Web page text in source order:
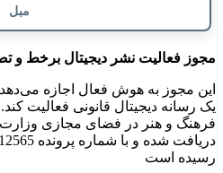
مبل
مجوز فعالیت نشر دیجیتال برخط و
این مجوز به هوش فعال اجازه
یک رسانه دیجیتال قانونی فعالیت
فرهنگ و هنر در فضای مجازی
رسیده است